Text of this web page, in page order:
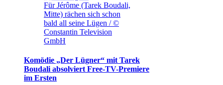
Für Jérôme (Tarek Boudali,
Mitte) rächen sich schon
bald all seine Lügen / ©
Constantin Television
GmbH
Komödie „Der Lügner“ mit Tarek
Boudali absolviert Free-TV-Premiere
im Ersten